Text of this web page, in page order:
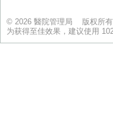
© 2026 醫院管理局 版权所
为获得至佳效果，建议使用